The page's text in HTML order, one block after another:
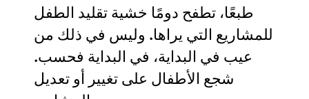
طبعًا، تطفح دومًا خشية تقليد الطفل
للمشاريع التي يراها. وليس في ذلك من
عيب في البداية، في البداية فحسب.
شجع الأطفال على تغيير أو تعديل